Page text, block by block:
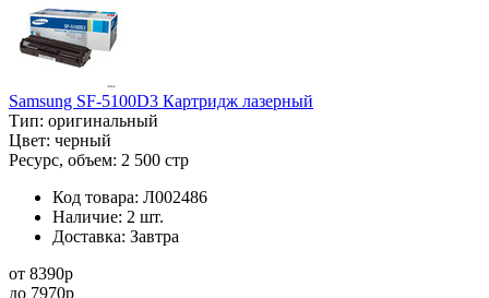
Samsung SF-5100D3 Картридж лазерный
Тип: оригинальный
Цвет: черный
Ресурс, объем: 2 500 стр
Код товара: Л002486
Наличие: 2 шт.
Доставка: Завтра
от 8390p
до 7970p